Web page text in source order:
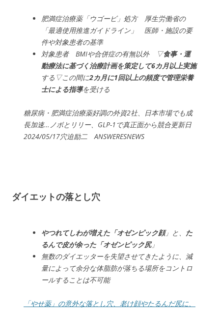
肥満症治療薬「ウゴービ」処方 厚生労働省の
「最適使用推進ガイドライン」 医師・施設の要
件や対象患者の基準
対象患者 BMIや合併症の有無以外 ▽食事・運
動療法に基づく治療計画を策定して6カ月以上実施
する▽この間に2カ月に1回以上の頻度で管理栄養
士による指導を受ける
糖尿病・肥満症治療薬好調の外資2社、日本市場でも成
長加速…ノボとリリー、GLP-1で真正面から競合更新日
2024/05/17穴迫励二 ANSWERESNEWS
ダイエットの落とし穴
やつれてしわが増えた「オゼンピック顔」と、 た
るんで皮が余った「オゼンピック尻」
無数のダイエッターを失望させてきたように、減
量によって余分な体脂肪が落ちる場所をコントロ
ールすることは不可能
「やせ薬」の意外な落とし穴、老け顔やたるんだ尻に、